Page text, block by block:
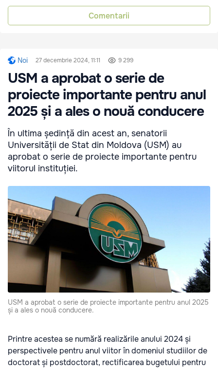
Comentarii
Noi 27 decembrie 2024, 11:11 9 299
USM a aprobat o serie de
proiecte importante pentru anul
2025 și a ales o nouă conducere
În ultima ședință din acest an, senatorii
Universității de Stat din Moldova (USM) au
aprobat o serie de proiecte importante pentru
viitorul instituției.
USM a aprobat o serie de proiecte importante pentru anul 2025
și a ales o nouă conducere.
Printre acestea se numără realizările anului 2024 și
perspectivele pentru anul viitor în domeniul studiilor de
doctorat și postdoctorat, rectificarea bugetului pentru